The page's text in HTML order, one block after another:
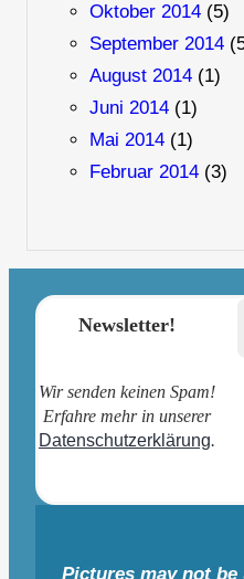
Oktober 2014(5)
September 2014
August 2014(1)
Juni 2014(1)
Mai 2014(1)
Februar 2014(3)
Newsletter!
Wir senden keinen Spam!
Erfahre mehr in unserer
Datenschutzerklärung.
Pictures may not